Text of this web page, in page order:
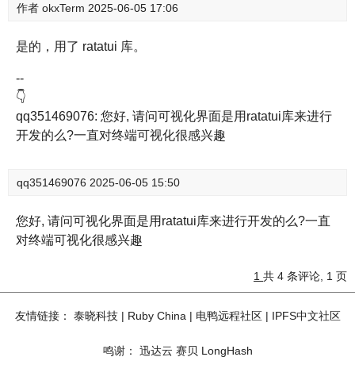
作者 okxTerm 2025-06-05 17:06
是的，用了 ratatui 库。
--
👇
qq351469076: 您好, 请问可视化界面是用ratatui库来进行
开发的么?一直对终端可视化很感兴趣
qq351469076 2025-06-05 15:50
您好, 请问可视化界面是用ratatui库来进行开发的么?一直
对终端可视化很感兴趣
1 共 4 条评论, 1 页
友情链接： 泰晓科技| Ruby China | 电鸭远程社区| IPFS中文社区
鸣谢： 迅达云 赛贝 LongHash